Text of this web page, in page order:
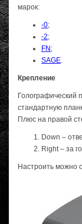
марок:
-0;
-2;
FN;
SAGE
Крепление
Голографический
стандартную
Плюс на правой
Down –
Right – за
Настроить можно